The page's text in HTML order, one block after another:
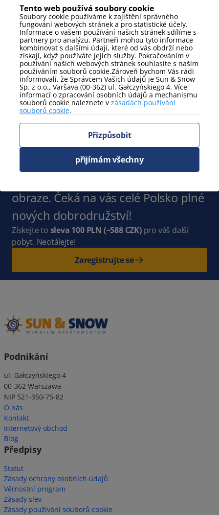
parkování v garážové hale
Zobrazit více
Postele
Ručníky
manželská postel
Zobrazit více
Postele - podrobnosti
dvoumístná rozkládací
manželská postel
Přihlaste se k odběru našeho
obraze. Čeká na vás celé Polsko plné
nových dobrodružství!
Získejte to sleva 100 PLN (~588 CZK) pro váš další
pobyt. Neotálejte!
Zaregistrujte se
Podnikání
ul. Gałczyńskiego 4
00-362 Warszawa
NIP 521-350-75-82
O nás
Kontakt
Internetový obchod
Blog
Předpisy
Statut
Zásady ochrany osobních údajů
Věrnostní program
Zásady slev
Zásady používání souborů cookie
Tento web používá soubory cookie
Soubory cookie používáme k zajištění správného
fungování webových stránek a pro statistické účely.
Informace o vašem používání našich stránek sdílíme s
partnery pro analýzu. Partneři mohou tyto informace
kombinovat s dalšími údaji, které od vás obdrží nebo
získají, když používáte jejich služby. Pokračováním v
používání našich webových stránek souhlasíte s naším
používáním souborů cookie.Zároveň bychom Vás rádi
informovali, že Správcem Vašich údajů je Sun & Snow
Sp. z o.o., Varšava (00-362) ul. Gałczyńskiego 4. Více
informací o zpracování osobních údajů a mechanismu
souborů cookie naleznete v zásadách používání
souborů cookie.
Přizpůsobit
přijímám všechny